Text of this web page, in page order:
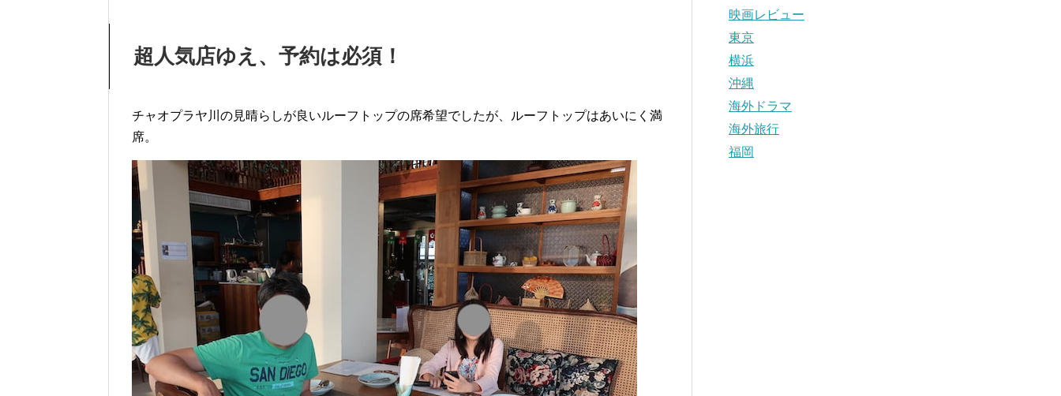
超人気店ゆえ、予約は必須！
チャオプラヤ川の見晴らしが良いルーフトップの席希望でしたが、ルーフトップはあいにく満
席。
映画レビュー
東京
横浜
沖縄
海外ドラマ
海外旅行
福岡